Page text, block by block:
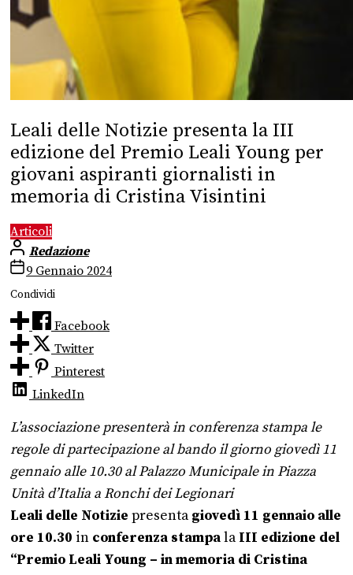
Leali delle Notizie presenta la III
edizione del Premio Leali Young per
giovani aspiranti giornalisti in
memoria di Cristina Visintini
Articoli
Redazione
9 Gennaio 2024
Condividi
Facebook
Twitter
Pinterest
LinkedIn
L’associazione presenterà in conferenza stampa le
regole di partecipazione al bando il giorno giovedì 11
gennaio alle 10.30 al Palazzo Municipale in Piazza
Unità d’Italia a Ronchi dei Legionari
Leali delle Notizie presentagiovedì 11 gennaio alle
ore 10.30 in conferenza stampalaIII edizione del
“Premio Leali Young – in memoria di Cristina